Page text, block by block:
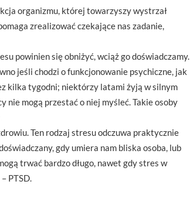
organizmu, której towarzyszy wystrzał
zrealizować czekające nas zadanie,
powinien się obniżyć, wciąż go doświadczamy.
jeśli chodzi o funkcjonowanie psychiczne, jak
kilka tygodni; niektórzy latami żyją w silnym
nie mogą przestać o niej myśleć. Takie osoby
Ten rodzaj stresu odczuwa praktycznie
gdy umiera nam bliska osoba, lub
trwać bardzo długo, nawet gdy stres w
PTSD.